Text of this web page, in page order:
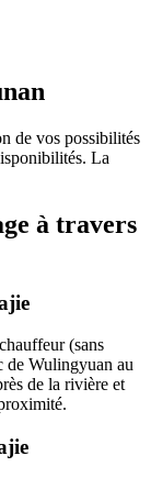
de vos possibilités
La
à travers
(sans
de Wulingyuan au
de la rivière et